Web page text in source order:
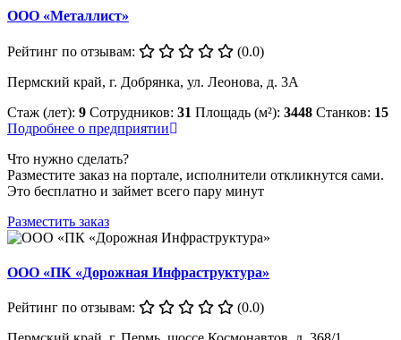
ООО «Металлист»
Рейтинг по отзывам:
(0.0)
Пермский край, г. Добрянка, ул. Леонова, д. 3А
Стаж (лет): 9 Сотрудников: 31 Площадь (м²): 3448 Станков: 15
Подробнее о предприятии
Что нужно сделать?
Разместите заказ на портале, исполнители откликнутся сами.
Это бесплатно и займет всего пару минут
Разместить заказ
ООО «ПК «Дорожная Инфраструктура»
Рейтинг по отзывам:
(0.0)